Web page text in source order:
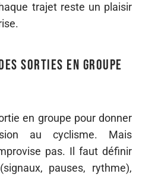
trajet reste un plaisir
sorties en groupe
en groupe pour donner
au cyclisme. Mais
pas. Il faut définir
pauses, rythme),